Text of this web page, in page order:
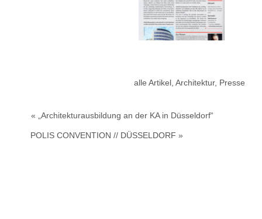
alle Artikel, Architektur, Presse
« „Architekturausbildung an der KA in Düsseldorf“
POLIS CONVENTION // DÜSSELDORF »